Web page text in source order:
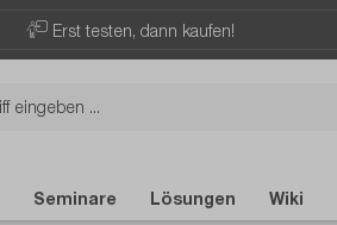
Erst testen, dann kaufen!
Seminare Lösungen Wiki